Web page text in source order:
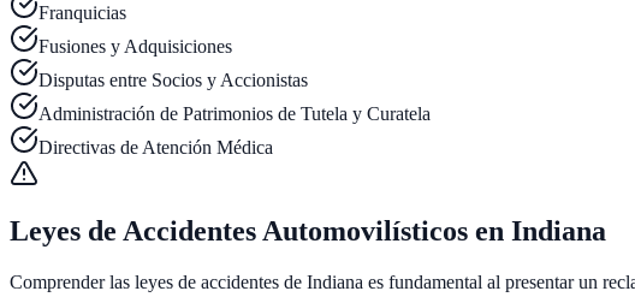
Franquicias
Fusiones y Adquisiciones
Disputas entre Socios y Accionistas
Administración de Patrimonios de Tutela y Curatela
Directivas de Atención Médica
Leyes de Accidentes Automovilísticos en Indiana
Comprender las leyes de accidentes de Indiana es fundamental al presentar un